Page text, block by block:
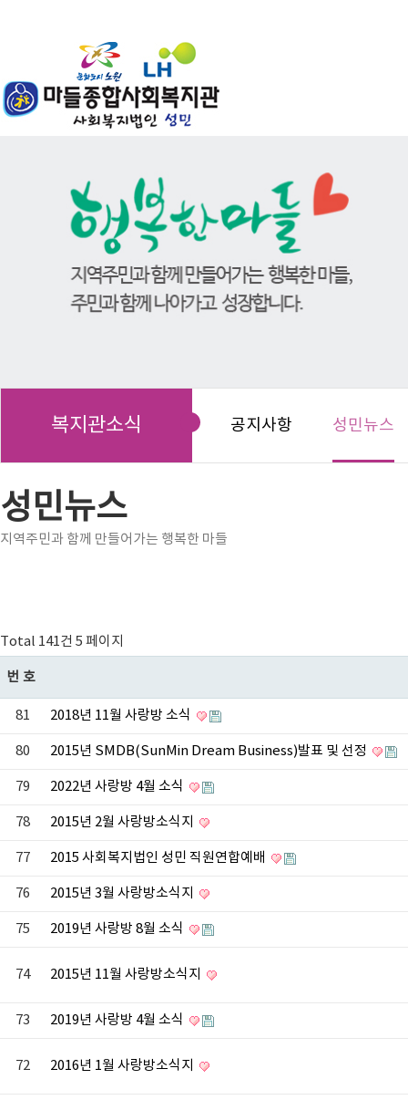
복지관소식 공지사항 성민뉴스
성민뉴스
지역주민과 함께 만들어가는 행복한 마들
Total 141건 5 페이지
번호
81 2018년 11월 사랑방 소식
80 2015년 SMDB(SunMin Dream Business)발표 및 선정
79 2022년 사랑방 4월 소식
78 2015년 2월 사랑방소식지
77 2015 사회복지법인 성민 직원연합예배
76 2015년 3월 사랑방소식지
75 2019년 사랑방 8월 소식
74 2015년 11월 사랑방소식지
73 2019년 사랑방 4월 소식
72 2016년 1월 사랑방소식지